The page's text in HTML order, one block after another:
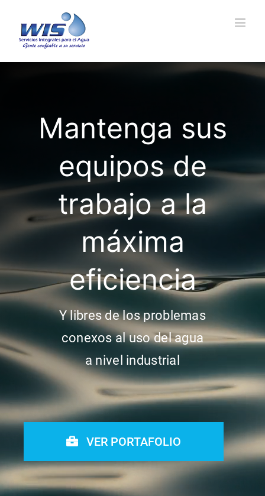
contenido
Mantenga sus
equipos de
trabajo a la
máxima
eficiencia
Y libres de los problemas
conexos al uso del agua
a nivel industrial
VER PORTAFOLIO